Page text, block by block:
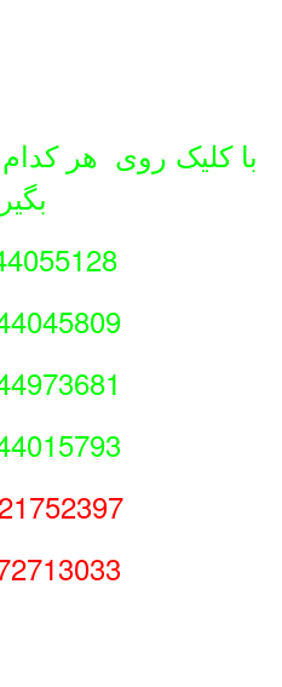
روی هر کدام از